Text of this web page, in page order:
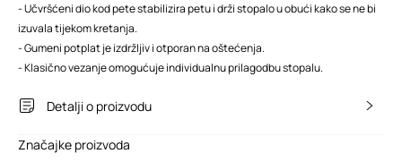
- Učvršćeni dio kod pete stabilizira petu i drži stopalo u obući kako se ne bi
izuvala tijekom kretanja.
- Gumeni potplat je izdržljiv i otporan na oštećenja.
- Klasično vezanje omogućuje individualnu prilagodbu stopalu.
Detalji o proizvodu
Značajke proizvoda